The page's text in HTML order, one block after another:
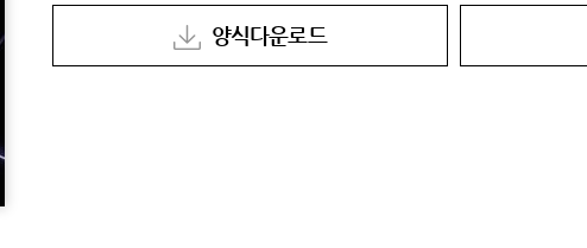
양식다운로드